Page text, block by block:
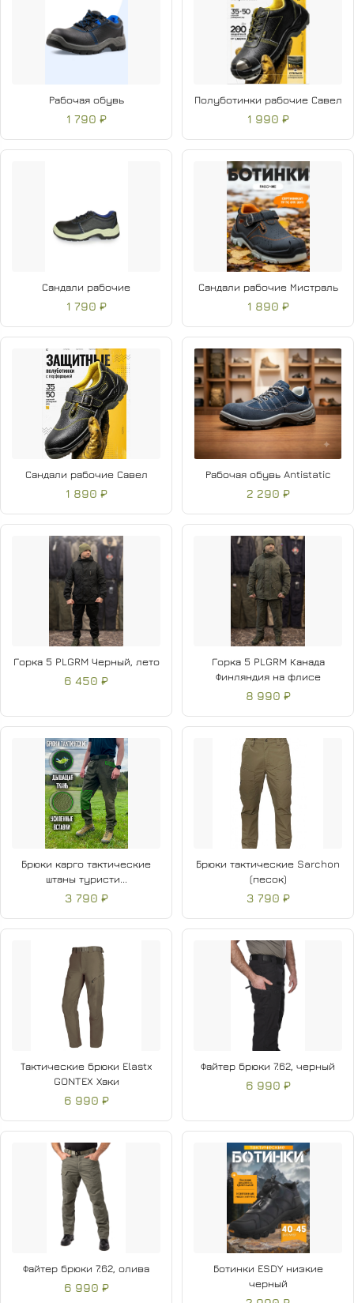
Рабочая обувь
1 790 ₽
Полуботинки рабочие Савел
1 990 ₽
Сандали рабочие
1 790 ₽
Сандали рабочие Мистраль
1 890 ₽
Сандали рабочие Савел
1 890 ₽
Рабочая обувь Antistatic
2 290 ₽
Горка 5 PLGRM Черный, лето
6 450 ₽
Горка 5 PLGRM Канада
Финляндия на флисе
8 990 ₽
Брюки карго тактические
штаны туристи...
3 790 ₽
Брюки тактические Sarchon
(песок)
3 790 ₽
Тактические брюки Elastx
GONTEX Хаки
6 990 ₽
Файтер брюки 7.62, черный
6 990 ₽
Файтер брюки 7.62, олива
6 990 ₽
Ботинки ESDY низкие
черный